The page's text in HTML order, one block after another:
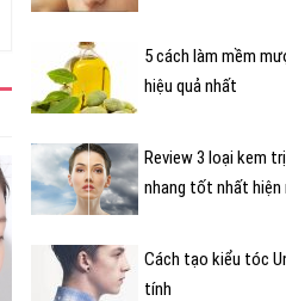
5 cách làm mềm
hiệu quả nhất
Review 3 loại kem
nhang tốt nhất hiện
Cách tạo kiểu tóc
tính